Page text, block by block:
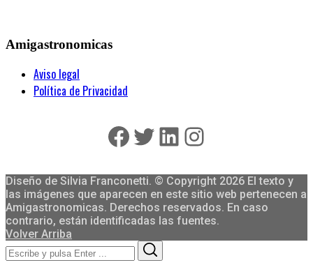
Amigastronomicas
Aviso legal
Política de Privacidad
Facebook
Twitter
LinkedIn
Instagram
Diseño de Silvia Franconetti. © Copyright 2026 El texto y
las imágenes que aparecen en este sitio web pertenecen a
Amigastronomicas. Derechos reservados. En caso
contrario, están identificadas las fuentes.
Volver Arriba
Search
for: